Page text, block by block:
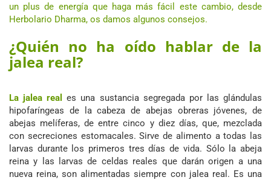
un plus de energía que haga más fácil este cambio, desde
Herbolario Dharma, os damos algunos consejos.
¿Quién no ha oído hablar de la
jalea real?
La jalea reales una sustancia segregada por las glándulas
hipofaríngeas de la cabeza de abejas obreras jóvenes, de
abejas melíferas, de entre cinco y diez días, que, mezclada
con secreciones estomacales. Sirve de alimento a todas las
larvas durante los primeros tres días de vida. Sólo la abeja
reina y las larvas de celdas reales que darán origen a una
nueva reina, son alimentadas siempre con jalea real. Es una